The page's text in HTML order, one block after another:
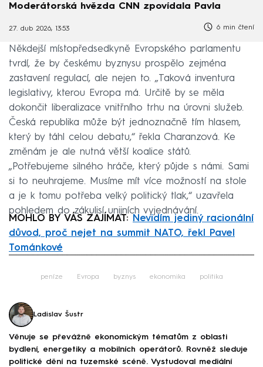
Moderátorská hvězda CNN zpovídala Pavla
27. dub 2026, 13:53 6 min čtení
Někdejší místopředsedkyně Evropského parlamentu
tvrdí, že by českému byznysu prospělo zejména
zastavení regulací, ale nejen to. „Taková inventura
legislativy, kterou Evropa má. Určitě by se měla
dokončit liberalizace vnitřního trhu na úrovni služeb.
Česká republika může být jednoznačně tím hlasem,
který by táhl celou debatu,“ řekla Charanzová. Ke
změnám je ale nutná větší koalice států.
„Potřebujeme silného hráče, který půjde s námi. Sami
si to neuhrajeme. Musíme mít více možností na stole
a je k tomu potřeba velký politický tlak,“ uzavřela
pohledem do zákulisí unijních vyjednávání.
MOHLO BY VÁS ZAJÍMAT:
Nevidím jediný racionální
důvod, proč nejet na summit NATO, řekl Pavel
Tománkové
peníze Evropa byznys ekonomika politika
Ladislav Šustr
Věnuje se převážně ekonomickým tématům z oblasti
bydlení, energetiky a mobilních operátorů. Rovněž sleduje
politické dění na tuzemské scéně. Vystudoval mediální